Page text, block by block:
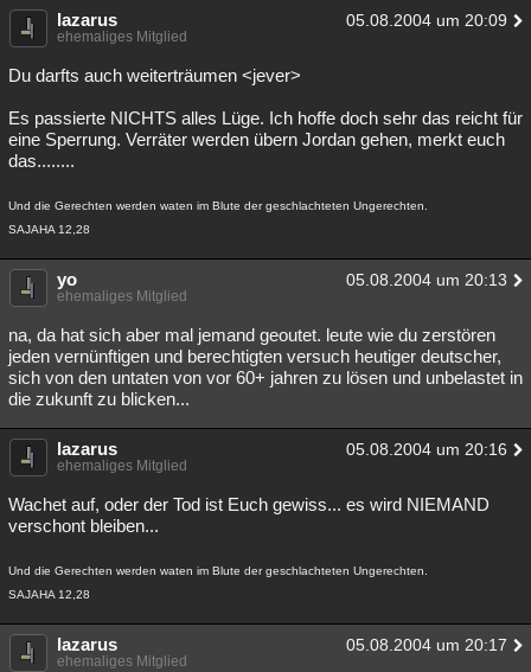
lazarus 05.08.2004 um 20:09
ehemaliges Mitglied
Du darfts auch weiterträumen <jever>
Es passierte NICHTS alles Lüge. Ich hoffe doch sehr das reicht für
eine Sperrung. Verräter werden übern Jordan gehen, merkt euch
das........
Und die Gerechten werden waten im Blute der geschlachteten Ungerechten.
SAJAHA 12,28
yo 05.08.2004 um 20:13
ehemaliges Mitglied
na, da hat sich aber mal jemand geoutet. leute wie du zerstören
jeden vernünftigen und berechtigten versuch heutiger deutscher,
sich von den untaten von vor 60+ jahren zu lösen und unbelastet in
die zukunft zu blicken...
lazarus 05.08.2004 um 20:16
ehemaliges Mitglied
Wachet auf, oder der Tod ist Euch gewiss... es wird NIEMAND
verschont bleiben...
Und die Gerechten werden waten im Blute der geschlachteten Ungerechten.
SAJAHA 12,28
lazarus 05.08.2004 um 20:17
ehemaliges Mitglied